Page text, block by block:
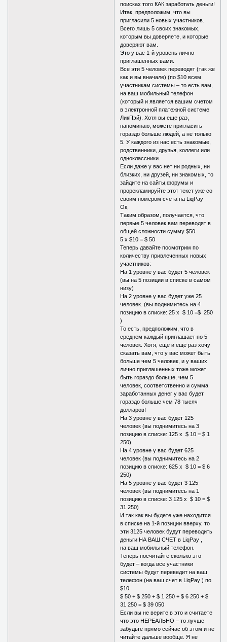
поисках того КАК заработать деньги!
Итак, предположим, что вы
пригласили 5 новых участников.
Всего лишь 5 своих знакомых,
которым вы доверяете, и которые
доверяют вам.
Это у вас 1-й уровень лично
приглашенных вами.
Все эти 5 человек переводят (так же
как и вы вначале) (по $10 всем
участникам системы – то есть вам,
на ваш мобильный телефон
(который и является вашим счетом
в электронной платежной системе
ЛикПэй). Хотя вы еще раз,
напоминаю, можете пригласить
гораздо больше людей, а не только
5. У каждого из нас есть знакомые,
родственники, друзья, коллеги или
одноклассники.
Если даже у вас нет ни родных, ни
близких, ни друзей, ни знакомых, то
зайдите на сайты,форумы и
прорекламируйте этот текст уже со
своим номером счета на LiqPay
Ок,
Таким образом, получается, что
первые 5 человек вам переводят в
общей сложности сумму $50
5 х $10 = $ 50
Теперь давайте посмотрим по
количеству привлеченных новых
участников:
На 1 уровне у вас будет 5 человек
(вы на 5 позиции в списке в самом
низу)
На 2 уровне у вас будет уже 25
человек. (вы поднимитесь на 4
позицию в списке: 25 х $ 10 =$ 250
)
То есть, предположим, что в
среднем каждый приглашает по 5
человек. Хотя, еще и еще раз хочу
сказать вам, что у вас может быть
больше чем 5 человек, и у ваших
лично приглашенных тоже может
быть гораздо больше, чем 5
человек, соответственно и сумма
заработанных денег у вас будет
гораздо больше чем 78 тысяч
долларов!
На 3 уровне у вас будет 125
человек (вы поднимитесь на 3
позицию в списке: 125 х $ 10 = $ 1
250)
На 4 уровне у вас будет 625
человек (вы поднимитесь на 2
позицию в списке: 625 х $ 10 = $ 6
250)
На 5 уровне у вас будет 3 125
человек (вы поднимитесь на 1
позицию в списке: 3 125 х $ 10 = $
31 250)
И так как вы будете уже находится
в списке на 1-й позиции вверху, то
эти 3125 человек будут переводить
деньги НА ВАШ СЧЕТ в LiqPay ,
на ваш мобильный телефон.
Теперь посчитайте сколько это
будет – когда все участники
системы будут переведит на ваш
телефон (на ваш счет в LiqPay ) по
$10
$ 50 + $ 250 + $ 1 250 + $ 6 250 + $
31 250 = $ 39 050
Если вы не верите в это и считаете
что это НЕРЕАЛЬНО – то лучше
забудьте прямо сейчас об этом и не
читайте дальше вообще. Я не